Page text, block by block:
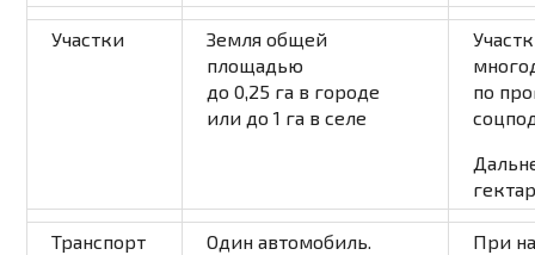
Участки
Земля общей
площадью
до 0,25 га в городе
или до 1 га в селе
по
Транспорт
Один автомобиль.
При